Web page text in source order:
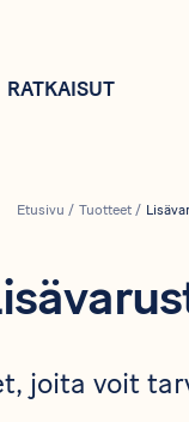
RATKAISUT
Etusivu / Tuotteet /
joita voit